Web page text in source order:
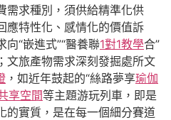
需求種別，須供給精準化供
應特性化、感情化的價值訴
“嵌進式”“醫養聯1對1教學合”
文旅產物需求深刻發掘處所文
，如近年鼓起的“絲路夢享瑜伽
享空間等主題游玩列車，即是
的實質，是在每一個細分賽道